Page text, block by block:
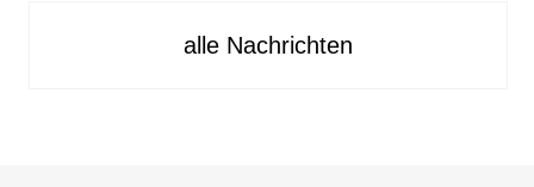
alle Nachrichten